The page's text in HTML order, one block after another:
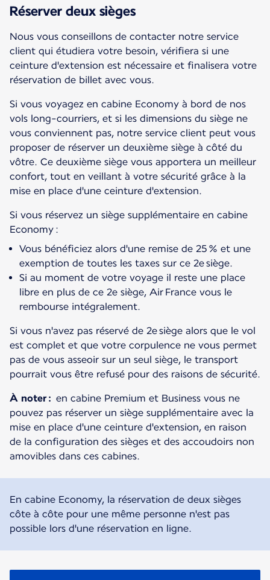
Réserver deux sièges
Nous vous conseillons de contacter notre service
client qui étudiera votre besoin, vérifiera si une
ceinture d'extension est nécessaire et finalisera votre
réservation de billet avec vous.
Si vous voyagez en cabine Economy à bord de nos
vols long-courriers, et si les dimensions du siège ne
vous conviennent pas, notre service client peut vous
proposer de réserver un deuxième siège à côté du
vôtre. Ce deuxième siège vous apportera un meilleur
confort, tout en veillant à votre sécurité grâce à la
mise en place d'une ceinture d'extension.
Si vous réservez un siège supplémentaire en cabine
Economy :
Vous bénéficiez alors d'une remise de 25 % et une
exemption de toutes les taxes sur ce 2e siège.
Si au moment de votre voyage il reste une place
libre en plus de ce 2e siège, Air France vous le
rembourse intégralement.
Si vous n'avez pas réservé de 2e siège alors que le vol
est complet et que votre corpulence ne vous permet
pas de vous asseoir sur un seul siège, le transport
pourrait vous être refusé pour des raisons de sécurité.
À noter : en cabine Premium et Business vous ne
pouvez pas réserver un siège supplémentaire avec la
mise en place d'une ceinture d'extension, en raison
de la configuration des sièges et des accoudoirs non
amovibles dans ces cabines.
En cabine Economy, la réservation de deux sièges
côte à côte pour une même personne n'est pas
possible lors d'une réservation en ligne.